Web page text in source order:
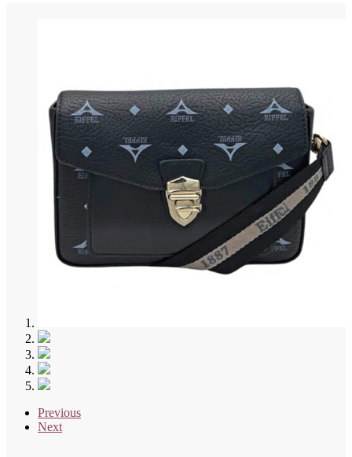
Previous
Next